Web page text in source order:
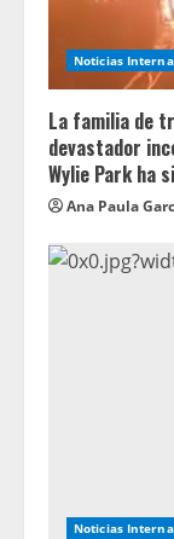
Noticias
La familia de
devastador
Wylie Park ha
Ana Paula
Noticias